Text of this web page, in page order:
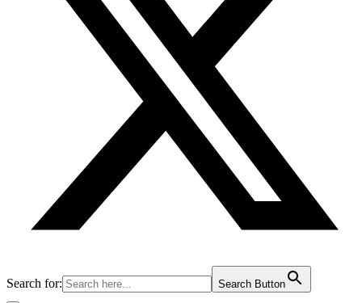
Search for: Search Button